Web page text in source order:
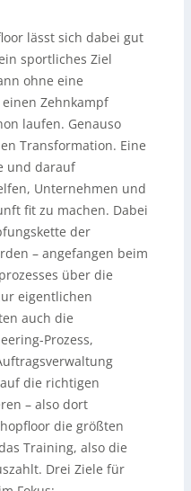
lässt sich dabei gut
sportliches Ziel
ohne eine
Zehnkampf
laufen. Genauso
Transformation. Eine
und darauf
Unternehmen und
fit zu machen. Dabei
der
– angefangen beim
über die
eigentlichen
auch die
Prozess,
die richtigen
– also dort
die größten
Training, also die
Drei Ziele für